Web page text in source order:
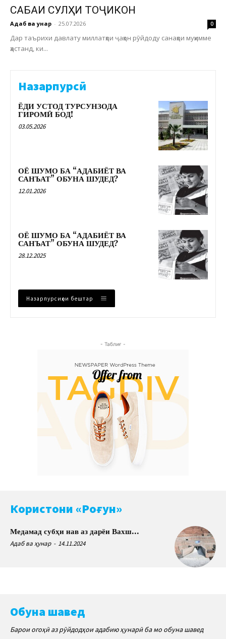
САБАҚИ СУЛҲИ ТОҶИКОН
Адаб ва ҳунар - 25.07.2026 0
Дар таърихи давлату миллатҳои ҷаҳон рӯйдоду санаҳои муҳимме
ҳастанд, ки...
Назарпурсӣ
ЁДИ УСТОД ТУРСУНЗОДА
ГИРОМӢ БОД!
03.05.2026
ОЁ ШУМО БА “АДАБИЁТ ВА
САНЪАТ” ОБУНА ШУДЕД?
12.01.2026
ОЁ ШУМО БА “АДАБИЁТ ВА
САНЪАТ” ОБУНА ШУДЕД?
28.12.2025
Назарпурсиҳои бештар
- Таблиғ -
Користони «Роғун»
Медамад субҳи нав аз дарёи Вахш…
Адаб ва ҳунар - 14.11.2024
Обуна шавед
Барои огоҳӣ аз рӯйдодҳои адабию ҳунарӣ ба мо обуна шавед